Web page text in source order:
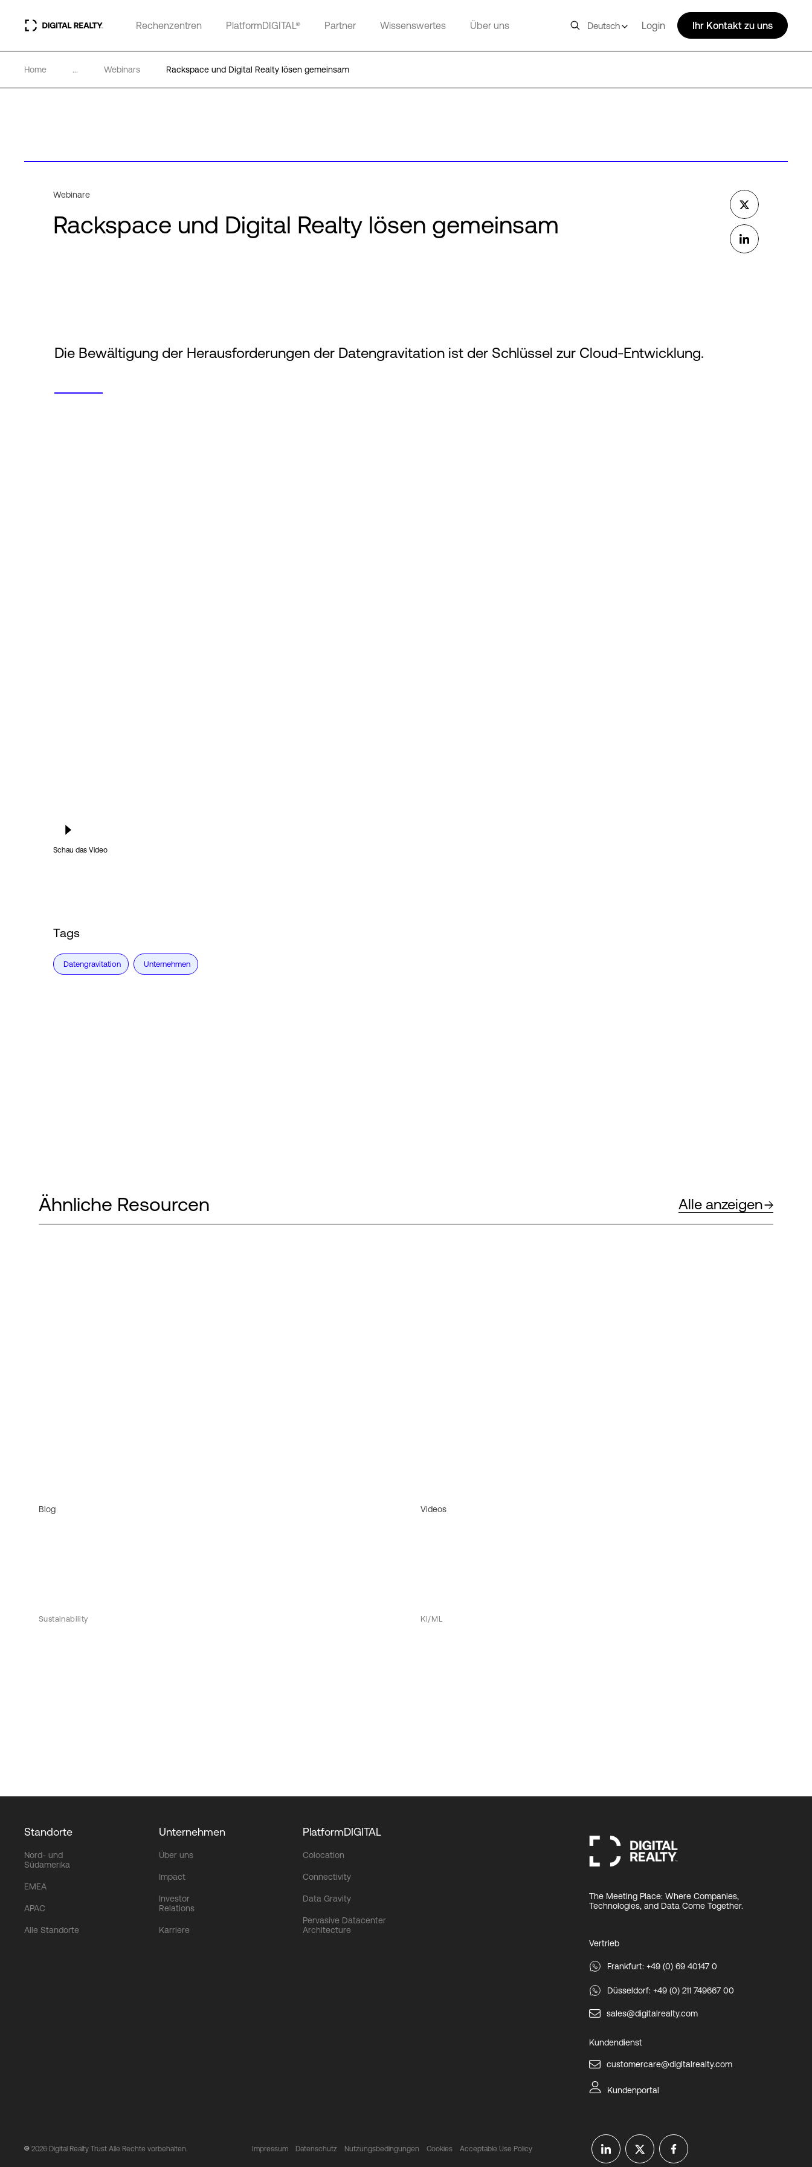
Rechenzentren PlatformDIGITAL® Partner Wissenswertes Über uns Deutsch Login Ihr Kontakt zu uns
Home ... Webinars Rackspace und Digital Realty lösen gemeinsam
Webinare
Rackspace und Digital Realty lösen gemeinsam
Die Bewältigung der Herausforderungen der Datengravitation ist der Schlüssel zur Cloud-Entwicklung.
Schau das Video
Tags
Datengravitation Unternehmen
Ähnliche Resourcen Alle anzeigen
Blog
Sustainability
Videos
KI/ML
Standorte
Nord- und
Südamerika
EMEA
APAC
Alle Standorte
Unternehmen
Über uns
Impact
Investor
Relations
Karriere
PlatformDIGITAL
Colocation
Connectivity
Data Gravity
Pervasive Datacenter
Architecture
The Meeting Place: Where Companies,
Technologies, and Data Come Together.
Vertrieb
Frankfurt: +49 (0) 69 40147 0
Düsseldorf: +49 (0) 211 749667 00
sales@digitalrealty.com
Kundendienst
customercare@digitalrealty.com
Kundenportal
2026 Digital Realty Trust Alle Rechte vorbehalten. Impressum Datenschutz Nutzungsbedingungen Cookies Acceptable Use Policy